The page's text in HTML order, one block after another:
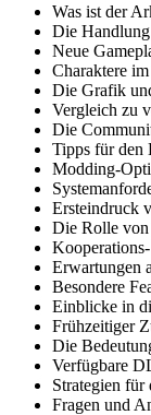
Was ist der
Die
Neue
Charaktere
Die Grafik
Vergleich zu
Die
Tipps für den
Modding-
Ersteindruck
Die Rolle
Erwartungen
Besondere
Einblicke in
Frühzeitiger
Die
Verfügbare
Strategien für
Fragen und